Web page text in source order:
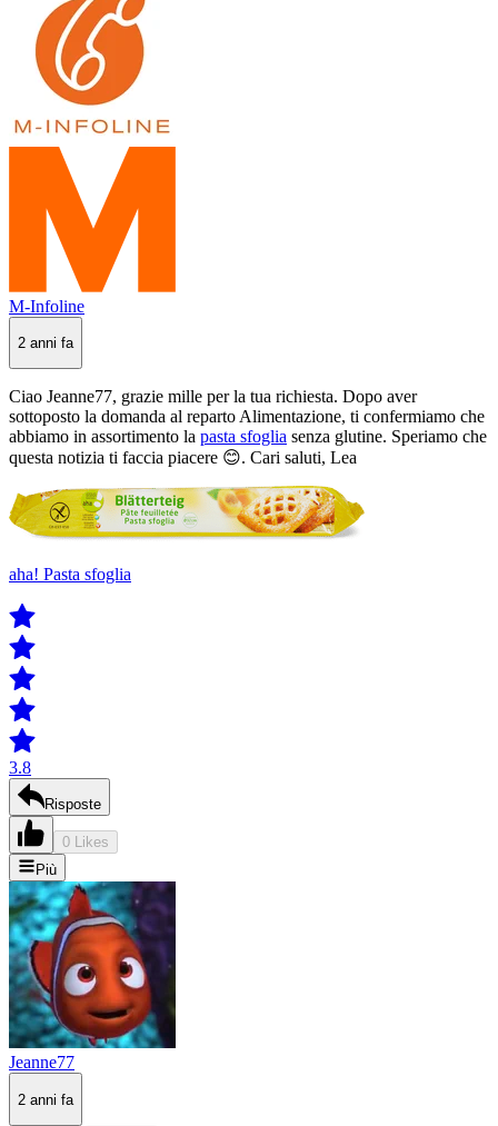
M-Infoline
2 anni fa
Ciao Jeanne77, grazie mille per la tua richiesta. Dopo aver
sottoposto la domanda al reparto Alimentazione, ti confermiamo che
abbiamo in assortimento la pasta sfoglia senza glutine. Speriamo che
questa notizia ti faccia piacere 😊. Cari saluti, Lea
aha! Pasta sfoglia
3.8
Risposte
0 Likes
Più
Jeanne77
2 anni fa